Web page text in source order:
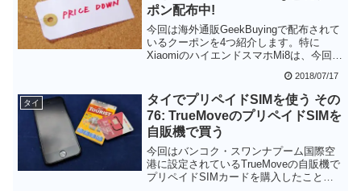
ずに登録しておきましょう。
ポン配布中!
今回は海外通販GeekBuyingで配布されて
いるクーポンを4つ紹介します。特に
XiaomiのハイエンドスマホMi8は、今回の
よりも1万円以上安く入手することができ
ます。海外通販の場合は入手まで1～2週
間ぐらいは待つ必要がありますが、クー
ポンを活用してお得にガジェットを入手
したいところです。
2018/07/17
タイ
タイでプリペイドSIMを使う その
76: TrueMoveのプリペイドSIMを
自販機で買う
今回はバンコク・スワンナプーム国際空
港に設定されているTrueMoveの自販機で
プリペイドSIMカードを購入したことを